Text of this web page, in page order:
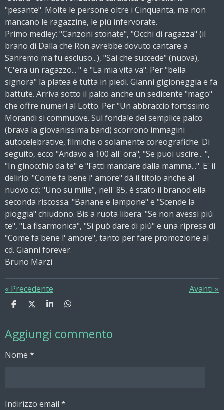
"pesante". Molte le persone oltre i Cinquanta, ma non
mancano le ragazzine, le più infervorate.
Primo medley: "Canzoni stonate", "Occhi di ragazza" (il
brano di Dalla che Ron avrebbe dovuto cantare a
Sanremo ma fu escluso...), "Sai che succede" (nuova),
"C'era un ragazzo... " e "La mia vita va". Per "bella
signora" la platea è tutta in piedi. Gianni gigioneggia e fa
battute. Arriva sotto il palco anche un sedicente "mago"
che offre numeri al Lotto. Per "Un abbraccio fortissimo
Morandi si commuove. Sul fondale del semplice palco
(brava la giovanissima band) scorrono immagini
autocelebrative, filmiche o solamente coreografiche. Di
seguito, ecco "Andavo a 100 all' ora"; "Se puoi uscire... ",
"In ginocchio da te" e "Fatti mandare dalla mamma...". E' il
delirio. "Come fa bene l' amore" dà il titolo anche al
nuovo cd; "Uno su mille", nell' 85, è stato il branod ella
seconda riscossa. "Banane e lampone" e "Scende la
pioggia" chiudono. Bis a ruota libera: "Se non avessi più
te", "La fisarmonica", "Si può dare di più" e una ripresa di
"Come fa bene l' amore", tanto per fare promozione al
cd. Gianni forever.
Bruno Marzi
« Precedente Avanti »
C
d
i
i
C
d
i
i
C
d
i
C
d
i
Aggiungi commento
Nome *
Indirizzo email *